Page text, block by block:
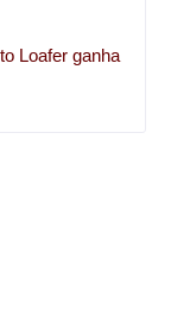
Loafer ganha